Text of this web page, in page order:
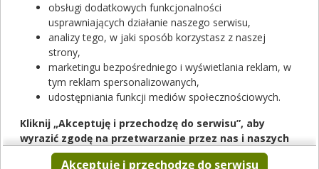
Adaring
Rezerwuj
obsługi dodatkowych funkcjonalności
usprawniających działanie naszego serwisu,
analizy tego, w jaki sposób korzystasz z naszej
strony,
marketingu bezpośredniego i wyświetlania reklam, w
tym reklam spersonalizowanych,
udostępniania funkcji mediów społecznościowych.
Kliknij „Akceptuję i przechodzę do serwisu”, aby
wyrazić zgodę na przetwarzanie przez nas i naszych
partnerów Twoich danych w powyższych celach.
Akceptuję i przechodzę do serwisu